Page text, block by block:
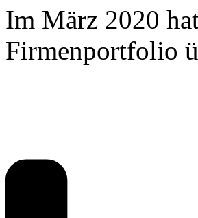
Im März 2020
Firmenportfolio